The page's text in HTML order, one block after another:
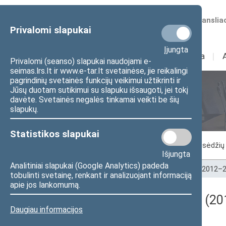
Privalomi slapukai
Įjungta
Privalomi (seanso) slapukai naudojami e-
seimas.lrs.lt ir www.e-tar.lt svetainėse, jie reikalingi
pagrindinių svetainės funkcijų veikimui užtikrinti ir
Jūsų duotam sutikimui su slapuku išsaugoti, jei tokį
davėte. Svetainės negalės tinkamai veikti be šių
slapukų.
Statistikos slapukai
Išjungta
Analitiniai slapukai (Google Analytics) padeda
tobulinti svetainę, renkant ir analizuojant informaciją
apie jos lankomumą.
Daugiau informacijos
Numatomos
Sudėtis Veikla I
Seimo posėdžiai
Posėdžiai
Pradžia>Seimo posėdžiai>Kadencijos
Darbotvarkės klausimas